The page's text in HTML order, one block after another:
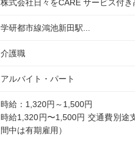
株式会社日々をCARE サービス付
学研都市線鴻池新田駅...
介護職
アルバイト・パート
時給：1,320円～1,500円
時給1,320円〜1,500円 交通費別
間中は有期雇用）